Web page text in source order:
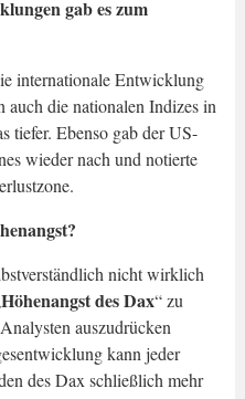
gab es zum
internationale Entwicklung
auch die nationalen Indizes in
tiefer. Ebenso gab der US-
wieder nach und notierte
nicht wirklich
Höhenangst des Dax“ zu
auszudrücken
kann jeder
des Dax schließlich mehr